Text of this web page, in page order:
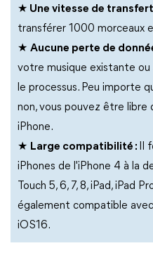
★ Une vitesse de
transférer 1000 morceaux
★ Aucune perte de
votre musique existante
le processus. Peu importe
non, vous pouvez être libre
iPhone.
★ Large compatibilité :
Il
iPhones de l'iPhone 4 à la
Touch 5, 6, 7, 8, iPad, iPad
également compatible
iOS16.